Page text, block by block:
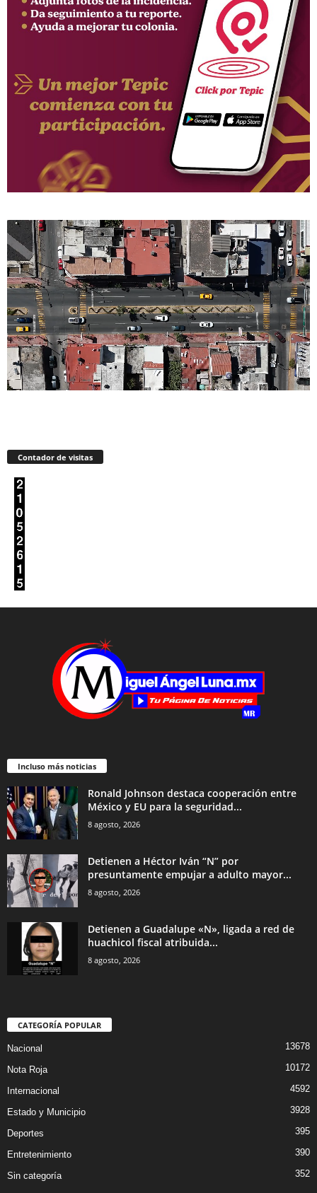
Contador de visitas
Incluso más noticias
Ronald Johnson destaca cooperación entre
México y EU para la seguridad...
8 agosto, 2026
Detienen a Héctor Iván “N” por
presuntamente empujar a adulto mayor...
8 agosto, 2026
Detienen a Guadalupe «N», ligada a red de
huachicol fiscal atribuida...
8 agosto, 2026
CATEGORÍA POPULAR
Nacional 13678
Nota Roja 10172
Internacional 4592
Estado y Municipio 3928
Deportes 395
Entretenimiento 390
Sin categoría 352